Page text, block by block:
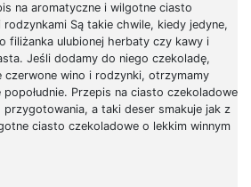
na aromatyczne i wilgotne ciasto
Są takie chwile, kiedy jedyne,
filiżanka ulubionej herbaty czy kawy i
Jeśli dodamy do niego czekoladę,
czerwone wino i rodzynki, otrzymamy
popołudnie. Przepis na ciasto czekoladowe
a taki deser smakuje jak z
ciasto czekoladowe o lekkim winnym